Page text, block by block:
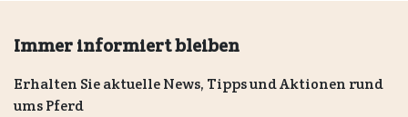
Immer informiert bleiben
Erhalten Sie aktuelle News, Tipps und Aktionen rund
ums Pferd